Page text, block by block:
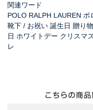
関連ワード
POLO RALPH LAUREN
靴下 / お祝い 誕生日 贈り
日 ホワイトデー クリスマ
レ